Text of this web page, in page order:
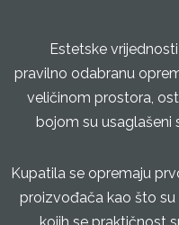
Estetske
pravilno odabranu
veličinom prostora,
bojom su usaglašeni
Kupatila se opremaju
proizvođača kao što su